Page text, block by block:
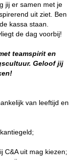
jij er samen met je
uit ziet. Ben
kassa staan.
de dag voorbij!
teamspirit en
Geloof jij
van leeftijd en
C&A uit mag kiezen;